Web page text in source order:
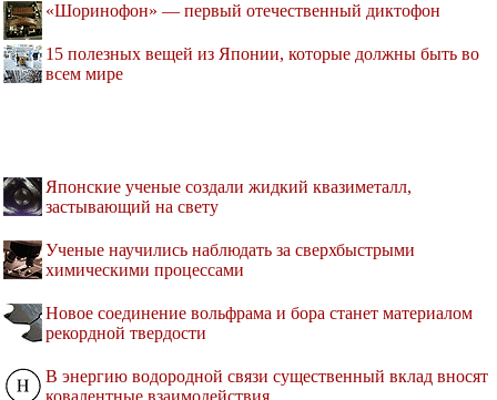
«Шоринофон» — первый отечественный диктофон
15 полезных вещей из Японии, которые должны быть во
всем мире
Японские ученые создали жидкий квазиметалл,
застывающий на свету
Ученые научились наблюдать за сверхбыстрыми
химическими процессами
Новое соединение вольфрама и бора станет материалом
рекордной твердости
В энергию водородной связи существенный вклад вносят